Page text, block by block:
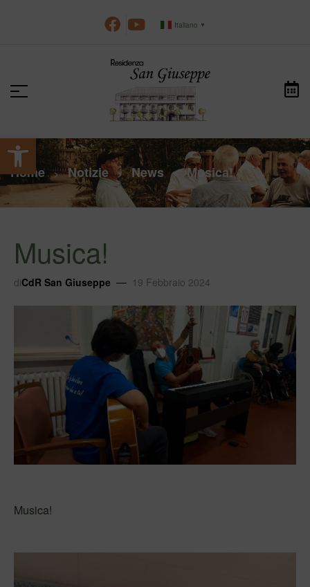
Apri la barra degli strumenti
Italiano ▼
Home > Notizie > News > Musica!
Musica!
diCdR San Giuseppe 19 Febbraio 2024
Musica!